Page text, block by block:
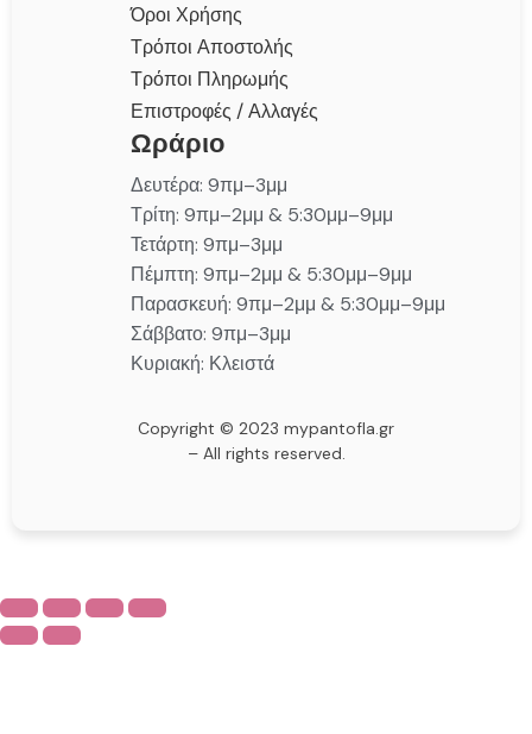
Όροι Χρήσης
Τρόποι Αποστολής
Τρόποι Πληρωμής
Επιστροφές / Αλλαγές
Ωράριο
Δευτέρα: 9πμ–3μμ
Τρίτη: 9πμ–2μμ & 5:30μμ–9μμ
Τετάρτη: 9πμ–3μμ
Πέμπτη: 9πμ–2μμ & 5:30μμ–9μμ
Παρασκευή: 9πμ–2μμ & 5:30μμ–9μμ
Σάββατο: 9πμ–3μμ
Κυριακή: Κλειστά
Copyright © 2023 mypantofla.gr
– All rights reserved.